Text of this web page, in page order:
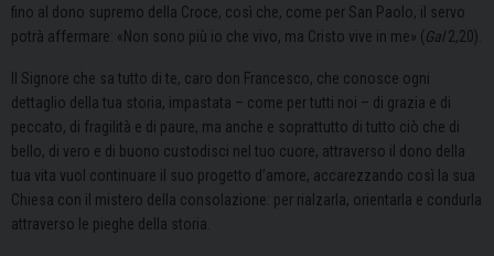
fino al dono supremo della Croce, così che, come per San Paolo, il servo
potrà affermare: «Non sono più io che vivo, ma Cristo vive in me» (Gal2,20).
Il Signore che sa tutto di te, caro don Francesco, che conosce ogni
dettaglio della tua storia, impastata – come per tutti noi – di grazia e di
peccato, di fragilità e di paure, ma anche e soprattutto di tutto ciò che di
bello, di vero e di buono custodisci nel tuo cuore, attraverso il dono della
tua vita vuol continuare il suo progetto d’amore, accarezzando così la sua
Chiesa con il mistero della consolazione: per rialzarla, orientarla e condurla
attraverso le pieghe della storia.